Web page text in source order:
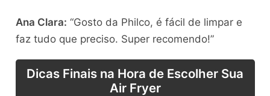
Ana Clara: “Gosto da Philco, é fácil de limpar e
faz tudo que preciso. Super recomendo!”
Dicas Finais na Hora de Escolher Sua
Air Fryer